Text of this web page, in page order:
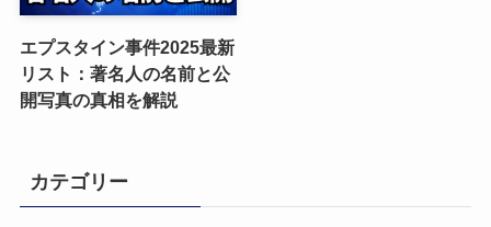
エプスタイン事件2025最新
リスト：著名人の名前と公
開写真の真相を解説
カテゴリー